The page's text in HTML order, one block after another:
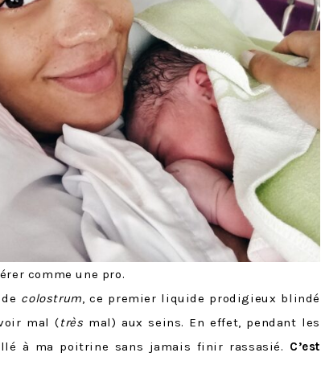
comme une pro.
colostrum , ce premier liquide prodigieux blindé
mal (très mal) aux seins. En effet, pendant les
à ma poitrine sans jamais finir rassasié. C’est